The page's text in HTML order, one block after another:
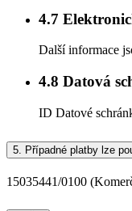
4.7
Další informace
4.8 Datová
ID Datové
5. Případné platby lze
15035441/0100